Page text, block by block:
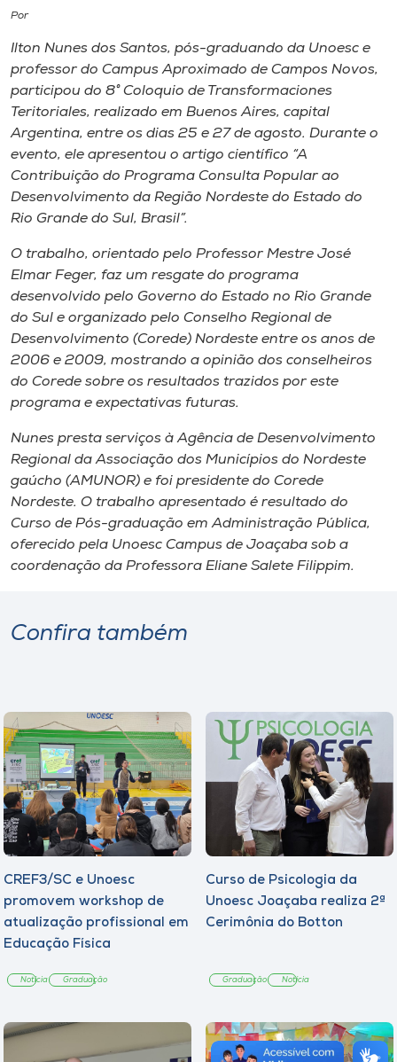
Cultura
CPA
Biblioteca
Editora
Rádio
Museu
Unoesc
Store
Selecione
A+
A-
Por
Ilton Nunes dos Santos, pós-graduando da Unoesc e
professor do Campus Aproximado de Campos Novos,
participou do 8° Coloquio de Transformaciones
Teritoriales, realizado em Buenos Aires, capital
Argentina, entre os dias 25 e 27 de agosto. Durante o
evento, ele apresentou o artigo científico “A
Contribuição do Programa Consulta Popular ao
Desenvolvimento da Região Nordeste do Estado do
Rio Grande do Sul, Brasil”.
O trabalho, orientado pelo Professor Mestre José
Elmar Feger, faz um resgate do programa
desenvolvido pelo Governo do Estado no Rio Grande
do Sul e organizado pelo Conselho Regional de
Desenvolvimento (Corede) Nordeste entre os anos de
2006 e 2009, mostrando a opinião dos conselheiros
do Corede sobre os resultados trazidos por este
programa e expectativas futuras.
Nunes presta serviços à Agência de Desenvolvimento
Regional da Associação dos Municípios do Nordeste
gaúcho (AMUNOR) e foi presidente do Corede
Nordeste. O trabalho apresentado é resultado do
Curso de Pós-graduação em Administração Pública,
oferecido pela Unoesc Campus de Joaçaba sob a
coordenação da Professora Eliane Salete Filippim.
Confira também
CREF3/SC e Unoesc
promovem workshop de
atualização profissional em
Educação Física
Notícia Graduação
Curso de Psicologia da
Unoesc Joaçaba realiza 2ª
Cerimônia do Botton
Graduação Notícia